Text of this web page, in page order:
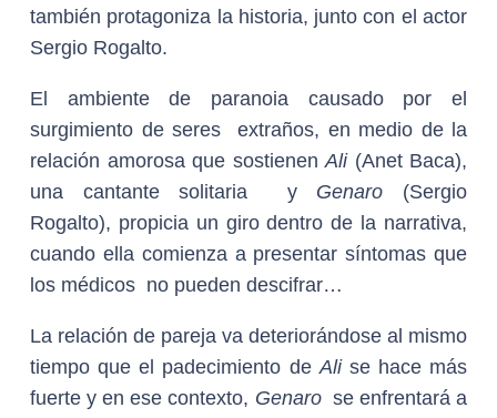
también protagoniza la historia, junto con el actor
Sergio Rogalto.
El ambiente de paranoia causado por el
surgimiento de seres extraños, en medio de la
relación amorosa que sostienenAli (Anet Baca),
una cantante solitaria y Genaro (Sergio
Rogalto), propicia un giro dentro de la narrativa,
cuando ella comienza a presentar síntomas que
los médicos no pueden descifrar…
La relación de pareja va deteriorándose al mismo
tiempo que el padecimiento deAlise hace más
fuerte y en ese contexto, Genaro se enfrentará a